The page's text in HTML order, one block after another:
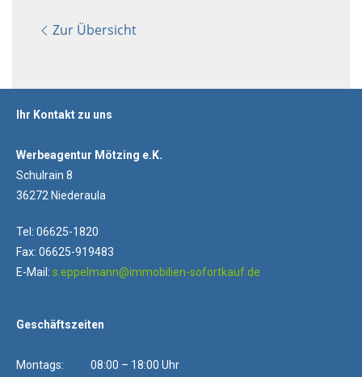
Zur Übersicht
Ihr Kontakt zu uns
Werbeagentur Mötzing e.K.
Schulrain 8
36272 Niederaula
Tel: 06625-1820
Fax: 06625-919483
E-Mail: s.eppelmann@immobilien-sofortkauf.de
Geschäftszeiten
Montags: 08:00 – 18:00 Uhr